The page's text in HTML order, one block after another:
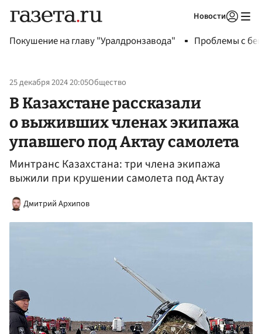
Новости
Покушение на главу "Уралдронзавода" Проблемы с
25 декабря 2024 20:05Общество
В Казахстане рассказали
о выживших членах экипажа
упавшего под Актау самолета
Минтранс Казахстана: три члена экипажа
выжили при крушении самолета под Актау
Дмитрий Архипов